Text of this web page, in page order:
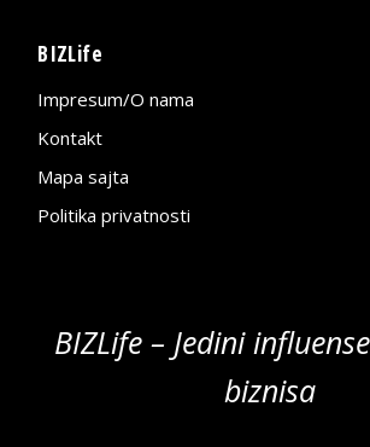
BIZLife
Impresum/O nama
Kontakt
Mapa sajta
Politika privatnosti
BIZLife – Jedini
biznisa